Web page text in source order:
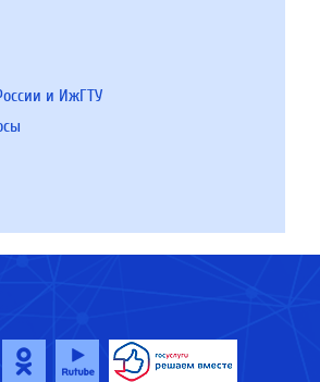
и ИжГТУ